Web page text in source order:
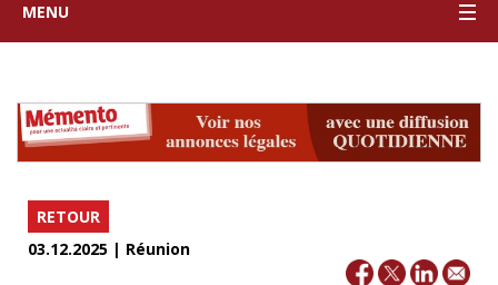
MENU
RETOUR
03.12.2025 | Réunion